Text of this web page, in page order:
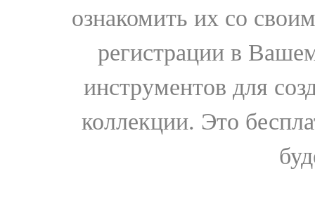
ознакомить их со
регистрации в
инструментов для
коллекции. Это